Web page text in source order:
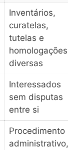
Inventários,
curatelas,
tutelas e
homologações
diversas
Interessados
sem disputas
entre si
Procedimento
administrativo,